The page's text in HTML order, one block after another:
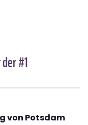
#1
von Potsdam